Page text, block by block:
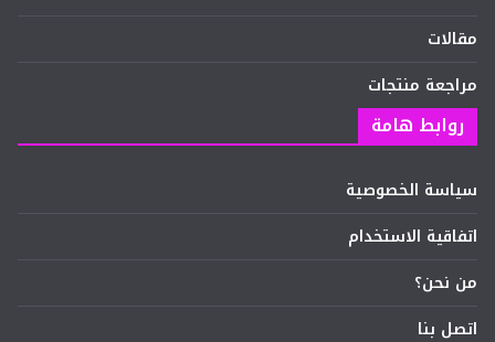
مقالات
مراجعة منتجات
روابط هامة
سياسة الخصوصية
اتفاقية الاستخدام
من نحن؟
اتصل بنا